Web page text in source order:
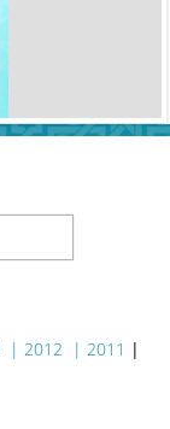
| 2012 | 2011 |